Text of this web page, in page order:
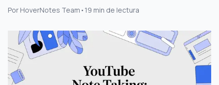
Por HoverNotes Team • 19 min de lectura